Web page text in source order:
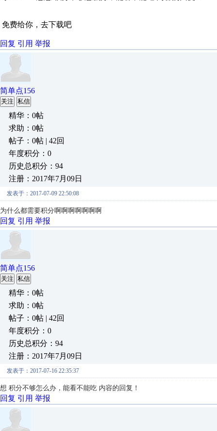
免费给你，去下载吧
回复 引用 举报
简单点156
关注 私信
精华：0帖
求助：0帖
帖子：0帖 | 42回
年度积分：0
历史总积分：94
注册：2017年7月09日
发表于：2017-07-09 22:50:08
为什么都需要积分啊啊啊啊啊啊啊
回复 引用 举报
简单点156
关注 私信
精华：0帖
求助：0帖
帖子：0帖 | 42回
年度积分：0
历史总积分：94
注册：2017年7月09日
发表于：2017-07-16 22:35:37
想 积分不够怎么办，能看不能吃 内容的回复！
回复 引用 举报